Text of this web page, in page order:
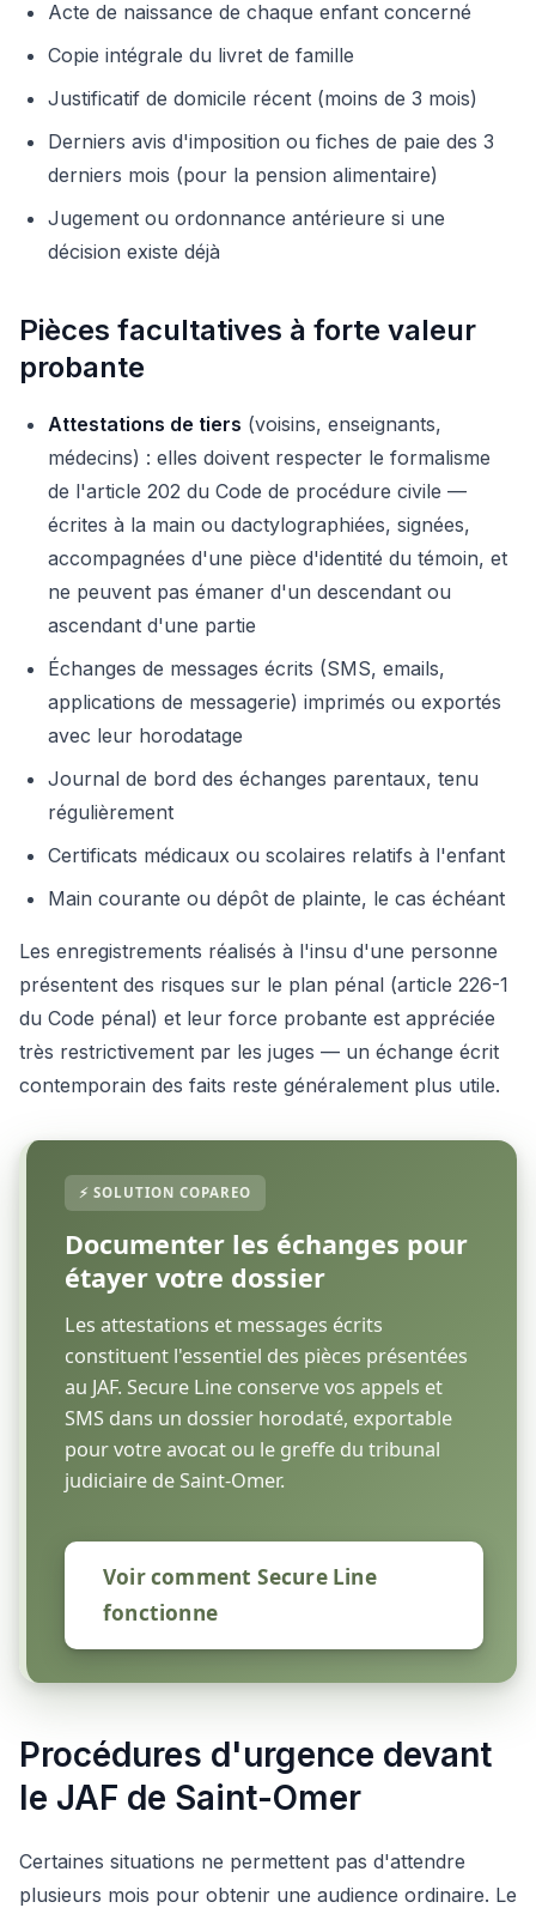
Acte de naissance de chaque enfant concerné
Copie intégrale du livret de famille
Justificatif de domicile récent (moins de 3 mois)
Derniers avis d'imposition ou fiches de paie des 3
derniers mois (pour la pension alimentaire)
Jugement ou ordonnance antérieure si une
décision existe déjà
Pièces facultatives à forte valeur
probante
Attestations de tiers (voisins, enseignants,
médecins) : elles doivent respecter le formalisme
de l'article 202 du Code de procédure civile —
écrites à la main ou dactylographiées, signées,
accompagnées d'une pièce d'identité du témoin, et
ne peuvent pas émaner d'un descendant ou
ascendant d'une partie
Échanges de messages écrits (SMS, emails,
applications de messagerie) imprimés ou exportés
avec leur horodatage
Journal de bord des échanges parentaux, tenu
régulièrement
Certificats médicaux ou scolaires relatifs à l'enfant
Main courante ou dépôt de plainte, le cas échéant
Les enregistrements réalisés à l'insu d'une personne
présentent des risques sur le plan pénal (article 226-1
du Code pénal) et leur force probante est appréciée
très restrictivement par les juges — un échange écrit
contemporain des faits reste généralement plus utile.
Documenter les échanges pour
étayer votre dossier
Les attestations et messages écrits
constituent l'essentiel des pièces présentées
au JAF. Secure Line conserve vos appels et
SMS dans un dossier horodaté, exportable
pour votre avocat ou le greffe du tribunal
judiciaire de Saint-Omer.
Voir comment Secure Line
fonctionne
Procédures d'urgence devant
le JAF de Saint-Omer
Certaines situations ne permettent pas d'attendre
plusieurs mois pour obtenir une audience ordinaire. Le